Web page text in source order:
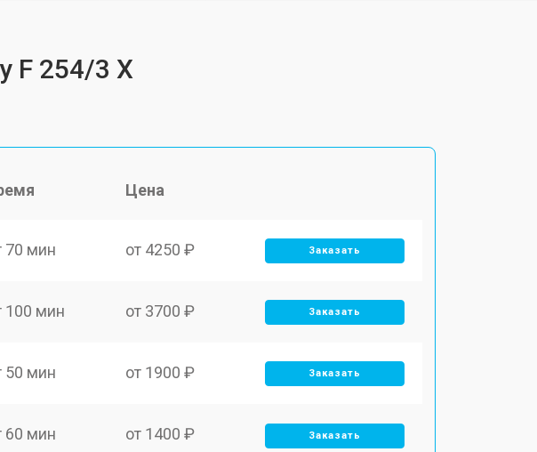
F 254/3 X
Цена
70 мин от 4250 ₽ Заказать
100 мин от 3700 ₽ Заказать
50 мин от 1900 ₽ Заказать
60 мин от 1400 ₽ Заказать